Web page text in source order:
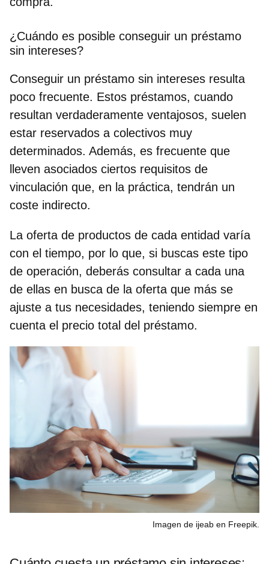
¿Cuándo es posible conseguir un préstamo
sin intereses?
Conseguir un préstamo sin intereses resulta
poco frecuente. Estos préstamos, cuando
resultan verdaderamente ventajosos, suelen
estar reservados a colectivos muy
determinados. Además, es frecuente que
lleven asociados ciertos requisitos de
vinculación que, en la práctica, tendrán un
coste indirecto.
La oferta de productos de cada entidad varía
con el tiempo, por lo que, si buscas este tipo
de operación, deberás consultar a cada una
de ellas en busca de la oferta que más se
ajuste a tus necesidades, teniendo siempre en
cuenta el precio total del préstamo.
Imagen de ijeab en Freepik.